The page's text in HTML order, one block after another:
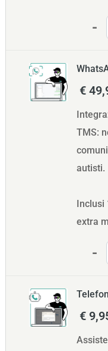
€
TMS:
autisti.
Inclusi
extra
€